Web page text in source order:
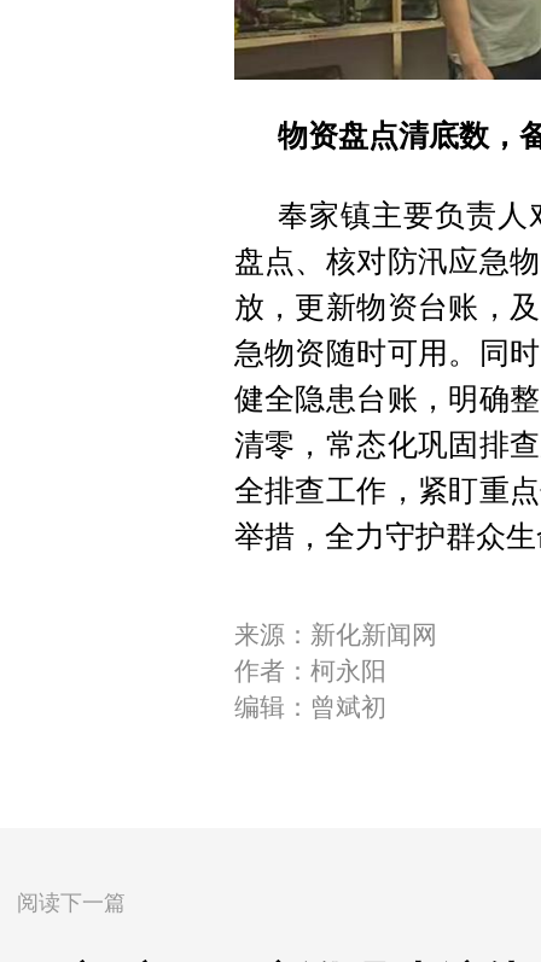
物资盘点清底数，
奉家镇主要负责人
盘点、核对防汛应急
放，更新物资台账，
急物资随时可用。同
健全隐患台账，明确
清零，常态化巩固排
全排查工作，紧盯重
举措，全力守护群众
来源：新化新闻网
作者：柯永阳
编辑：曾斌初
阅读下一篇